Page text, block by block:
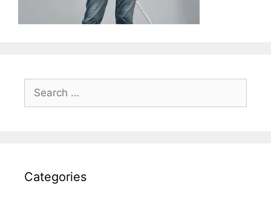
Search
for:
Categories